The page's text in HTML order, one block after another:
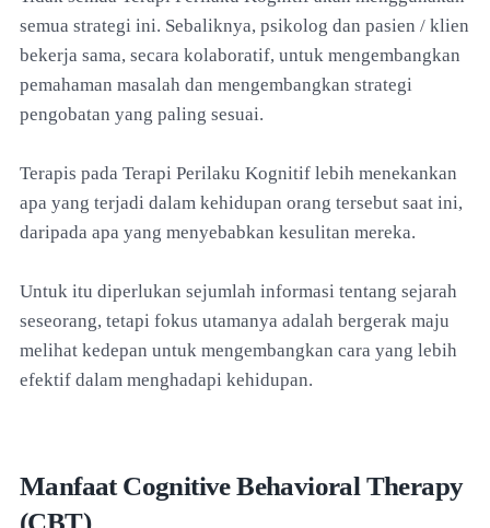
semua strategi ini. Sebaliknya, psikolog dan pasien / klien
bekerja sama, secara kolaboratif, untuk mengembangkan
pemahaman masalah dan mengembangkan strategi
pengobatan yang paling sesuai.
Terapis pada Terapi Perilaku Kognitif lebih menekankan
apa yang terjadi dalam kehidupan orang tersebut saat ini,
daripada apa yang menyebabkan kesulitan mereka.
Untuk itu diperlukan sejumlah informasi tentang sejarah
seseorang, tetapi fokus utamanya adalah bergerak maju
melihat kedepan untuk mengembangkan cara yang lebih
efektif dalam menghadapi kehidupan.
Manfaat Cognitive Behavioral Therapy
(CBT)